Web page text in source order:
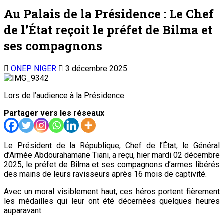
Au Palais de la Présidence : Le Chef
de l’État reçoit le préfet de Bilma et
ses compagnons
ONEP NIGER 3 décembre 2025
Lors de l’audience à la Présidence
Partager vers les réseaux
Le Président de la République, Chef de l’État, le Général
d’Armée Abdourahamane Tiani, a reçu, hier mardi 02 décembre
2025, le préfet de Bilma et ses compagnons d’armes libérés
des mains de leurs ravisseurs après 16 mois de captivité.
Avec un moral visiblement haut, ces héros portent fièrement
les médailles qui leur ont été décernées quelques heures
auparavant.